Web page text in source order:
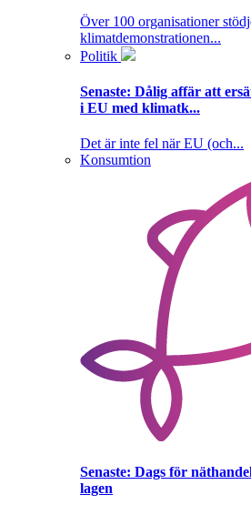
Över 100 organisationer
klimatdemonstrationen...
Politik
Senaste: Dålig affär att
i EU med klimatk...
Det är inte fel när EU (och...
Konsumtion
Senaste: Dags för
lagen